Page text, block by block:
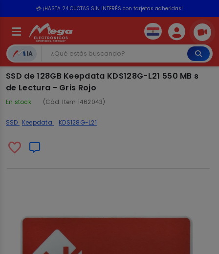
💳 ¡HASTA 24 CUOTAS SIN INTERÉS con tarjetas adheridas!
IA
SSD de 128GB Keepdata KDS128G-L21 550 MB s
de Lectura - Gris Rojo
En stock (Cód. Item 1462043)
SSD Keepdata KDS128G-L21